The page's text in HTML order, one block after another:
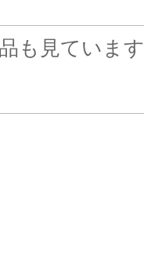
も見ています